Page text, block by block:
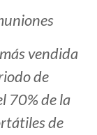
vendida
de
70% de la
de